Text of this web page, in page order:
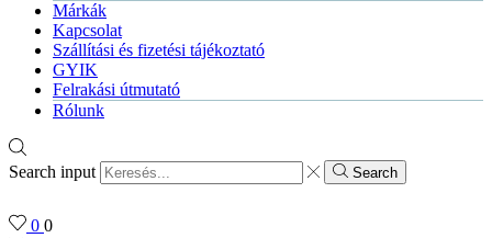
Márkák
Kapcsolat
Szállítási és fizetési tájékoztató
GYIK
Felrakási útmutató
Rólunk
Search input Search
0 0